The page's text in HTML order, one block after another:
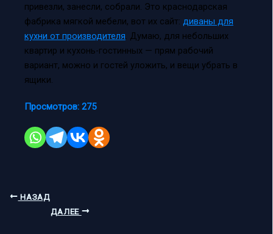
привезли, занесли, собрали. Это краснодарская
фабрика мягкой мебели, вот их сайт: диваны для
кухни от производителя. Думаю, для небольших
квартир и кухонь-гостинных — прям рабочий
вариант, можно и гостей уложить, и вещи убрать в
ящики.
Просмотров: 275
НАЗАД
ДАЛЕЕ